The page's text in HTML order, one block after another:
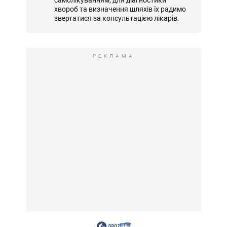
хвороб та визначення шляхів їх радимо
звертатися за консультацією лікарів.
РЕКЛАМА